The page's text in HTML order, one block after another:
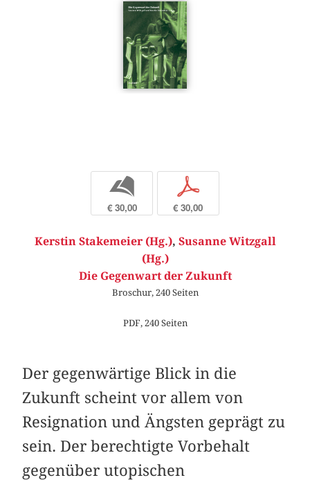
b
€ 30,00
p
€ 30,00
Kerstin Stakemeier (Hg.), Susanne Witzgall
(Hg.)
Die Gegenwart der Zukunft
Broschur, 240 Seiten
PDF, 240 Seiten
Der gegenwärtige Blick in die
Zukunft scheint vor allem von
Resignation und Ängsten geprägt zu
sein. Der berechtigte Vorbehalt
gegenüber utopischen